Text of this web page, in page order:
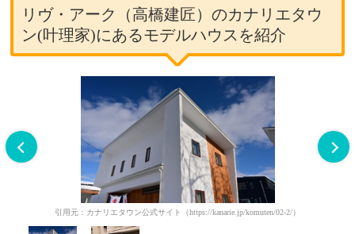
リヴ・アーク（高橋建匠）のカナリエタウ
ン(叶理家)にあるモデルハウスを紹介
引用元：カナリエタウン公式サイト（https://kanarie.jp/komuten/02-2/）